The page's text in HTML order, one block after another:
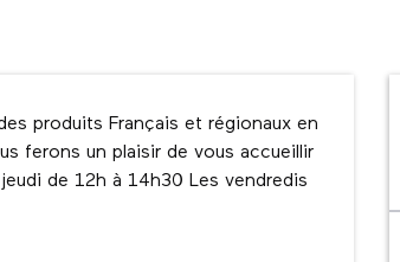
produits Français et régionaux en
ferons un plaisir de vous accueillir
de 12h à 14h30 Les vendredis